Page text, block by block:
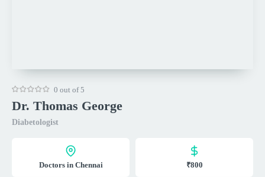
0 out of 5
Dr. Thomas George
Diabetologist
Doctors in Chennai ₹800